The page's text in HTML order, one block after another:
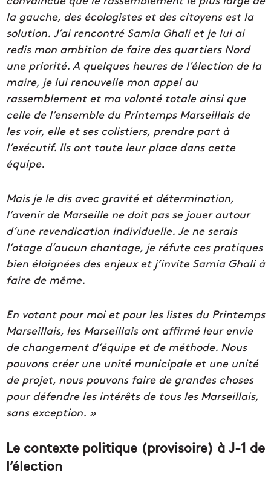
la gauche, des écologistes et des citoyens est la
solution. J’ai rencontré Samia Ghali et je lui ai
redis mon ambition de faire des quartiers Nord
une priorité. A quelques heures de l’élection de la
maire, je lui renouvelle mon appel au
rassemblement et ma volonté totale ainsi que
celle de l’ensemble du Printemps Marseillais de
les voir, elle et ses colistiers, prendre part à
l’exécutif. Ils ont toute leur place dans cette
équipe.
Mais je le dis avec gravité et détermination,
l’avenir de Marseille ne doit pas se jouer autour
d’une revendication individuelle. Je ne serais
l’otage d’aucun chantage, je réfute ces pratiques
bien éloignées des enjeux et j’invite Samia Ghali à
faire de même.
En votant pour moi et pour les listes du Printemps
Marseillais, les Marseillais ont affirmé leur envie
de changement d’équipe et de méthode. Nous
pouvons créer une unité municipale et une unité
de projet, nous pouvons faire de grandes choses
pour défendre les intérêts de tous les Marseillais,
sans exception. »
Le contexte politique (provisoire) à J-1 de
l’élection